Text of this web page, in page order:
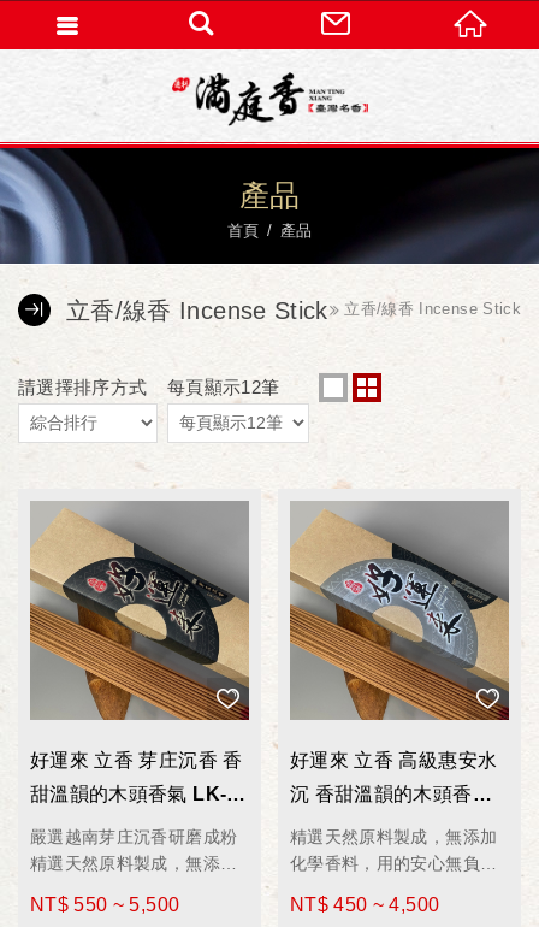
產品
首頁 產品
立香/線香 Incense Stick 立香/線香 Incense Stick
請選擇排序方式 每頁顯示12筆
好運來 立香 芽庄沉香 香
甜溫韻的木頭香氣 LK-
398 / LK-698 拜拜香
600g
嚴選越南芽庄沉香研磨成粉
精選天然原料製成，無添加
高質感花果蜜味道，香甜溫
NT$ 550 ~ 5,500
好運來 立香 高級惠安水
沉 香甜溫韻的木頭香氣
LK-397 / LK-697 拜拜香
600g
精選天然原料製成，無添加
化學香料，用的安心無負擔
研磨成粉
NT$ 450 ~ 4,500